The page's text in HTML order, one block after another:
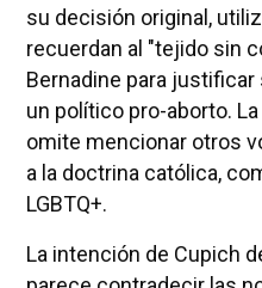
su decisión original,
recuerdan al "tejido sin
Bernadine para
un político pro-aborto.
omite mencionar otros
a la doctrina católica,
LGBTQ+.
La intención de Cupich